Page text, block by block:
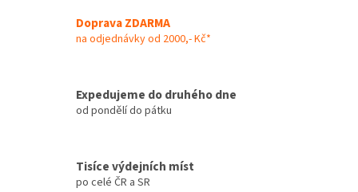
í
k
p
i
n
í
Doprava ZDARMA
na odjednávky od 2000,- Kč*
Expedujeme do druhého dne
od pondělí do pátku
Tisíce výdejních míst
po celé ČR a SR